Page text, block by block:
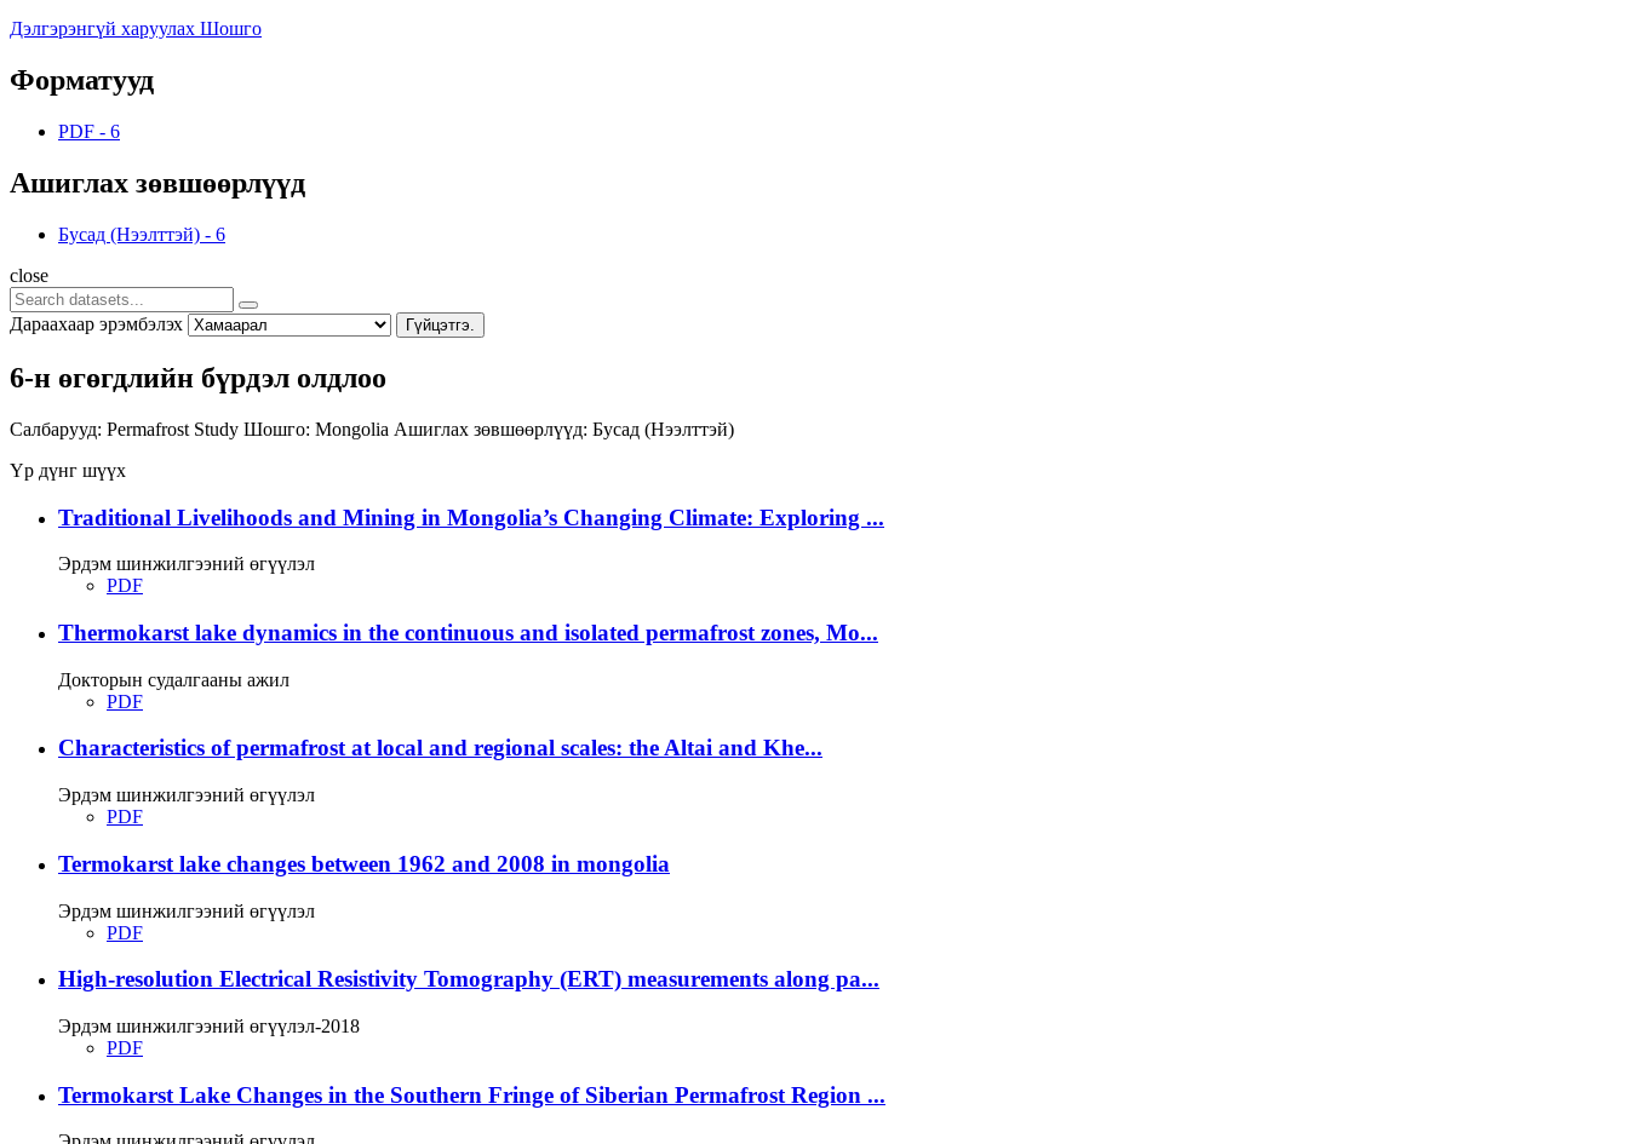
Дэлгэрэнгүй харуулах Шошго
Форматууд
PDF - 6
Ашиглах зөвшөөрлүүд
Бусад (Нээлттэй) - 6
close
Дараахаар эрэмбэлэх Гүйцэтгэ.
6-н өгөгдлийн бүрдэл олдлоо
Салбарууд: Permafrost Study Шошго: Mongolia Ашиглах зөвшөөрлүүд: Бусад (Нээлттэй)
Үр дүнг шүүх
Traditional Livelihoods and Mining in Mongolia’s Changing Climate: Exploring ...
Эрдэм шинжилгээний өгүүлэл
PDF
Thermokarst lake dynamics in the continuous and isolated permafrost zones, Mo...
Докторын судалгааны ажил
PDF
Characteristics of permafrost at local and regional scales: the Altai and Khe...
Эрдэм шинжилгээний өгүүлэл
PDF
Termokarst lake changes between 1962 and 2008 in mongolia
Эрдэм шинжилгээний өгүүлэл
PDF
High-resolution Electrical Resistivity Tomography (ERT) measurements along pa...
Эрдэм шинжилгээний өгүүлэл-2018
PDF
Termokarst Lake Changes in the Southern Fringe of Siberian Permafrost Region ...